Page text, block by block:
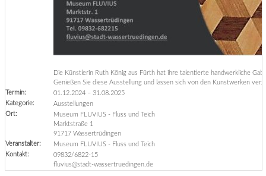
Die Künstlerin Ruth König aus Fürth hat ihre talentierte handwerkliche
Genießen Sie diese Ausstellung und lassen sich von den Kunstwerken
Termin:
01.12.2024 –31.08.2025
Kategorie:
Ausstellungen
Ort:
Museum FLUVIUS - Fluss und Teich
Marktstraße 1
91717 Wassertrüdingen
Veranstalter:
Museum FLUVIUS - Fluss und Teich
Kontakt:
09832/6822-15
fluvius@stadt-wassertruedingen.de